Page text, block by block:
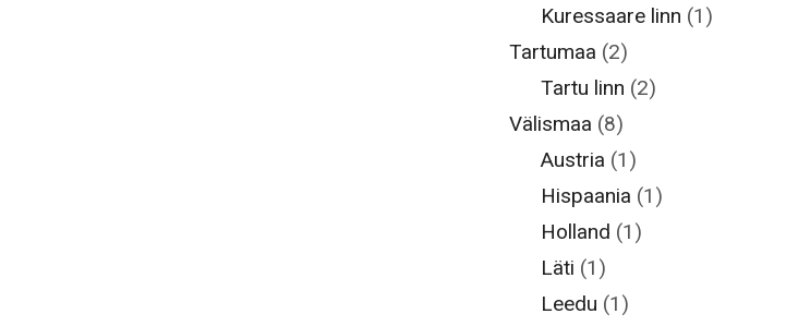
Kuressaare linn (1)
Tartumaa (2)
Tartu linn (2)
Välismaa (8)
Austria (1)
Hispaania (1)
Holland (1)
Läti (1)
Leedu (1)